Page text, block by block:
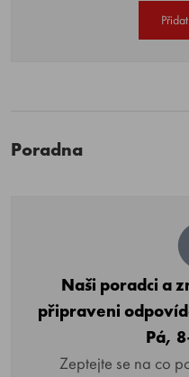
Poradna
Naši poradci a
připraveni
Pá,
Zeptejte se na co